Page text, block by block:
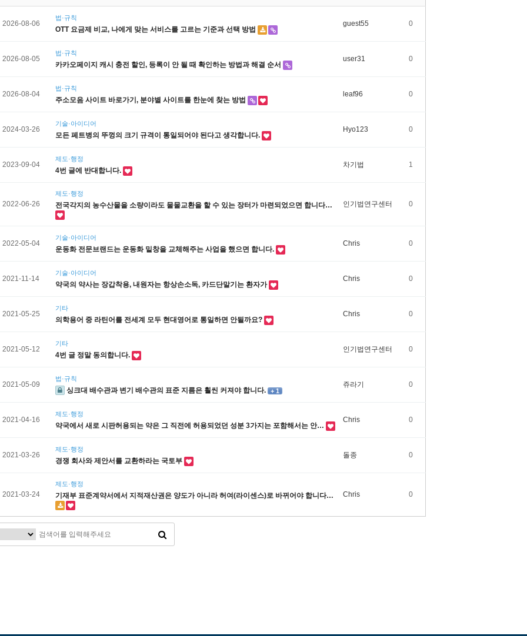
2026-08-06
법·규칙
OTT 요금제 비교, 나에게 맞는 서비스를 고르는 기준과 선택 방법
guest55 0
2026-08-05
법·규칙
카카오페이지 캐시 충전 할인, 등록이 안 될 때 확인하는 방법과 해결 순서
user31 0
2026-08-04
법·규칙
주소모음 사이트 바로가기, 분야별 사이트를 한눈에 찾는 방법
leaf96 0
2024-03-26
기술·아이디어
모든 페트병의 뚜껑의 크기 규격이 통일되어야 된다고 생각합니다.
Hyo123 0
2023-09-04
제도·행정
4번 글에 반대합니다.
차기법 1
2022-06-26
제도·행정
전국각지의 농수산물을 소량이라도 물물교환을 할 수 있는 장터가 마련되었으면 합니다… 인기법연구센터 0
2022-05-04
기술·아이디어
운동화 전문브랜드는 운동화 밑창을 교체해주는 사업을 했으면 합니다.
Chris 0
2021-11-14
기술·아이디어
약국의 약사는 장갑착용, 내원자는 항상손소독, 카드단말기는 환자가
Chris 0
2021-05-25
기타
의학용어 중 라틴어를 전세계 모두 현대영어로 통일하면 안될까요?
Chris 0
2021-05-12
기타
4번 글 정말 동의합니다.
인기법연구센터 0
2021-05-09
법·규칙
싱크대 배수관과 변기 배수관의 표준 지름은 훨씬 커져야 합니다. + 1
쥬라기 0
2021-04-16
제도·행정
약국에서 새로 시판허용되는 약은 그 직전에 허용되었던 성분 3가지는 포함해서는 안…
Chris 0
2021-03-26
제도·행정
경쟁 회사와 제안서를 교환하라는 국토부
돌종 0
2021-03-24
제도·행정
기재부 표준계약서에서 지적재산권은 양도가 아니라 허여(라이센스)로 바뀌어야 합니다… Chris 0